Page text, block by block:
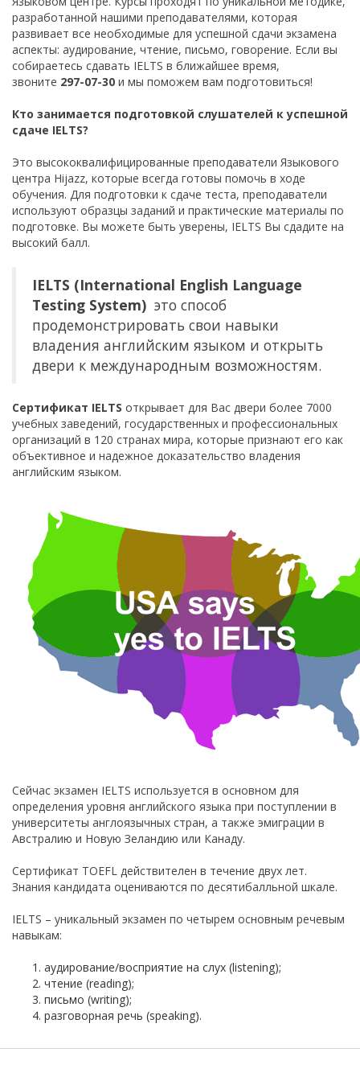
разработанной нашими преподавателями, которая
развивает все необходимые для успешной сдачи экзамена
аспекты: аудирование, чтение, письмо, говорение. Если вы
собираетесь сдавать IELTS в ближайшее время,
звоните 297-07-30 и мы поможем вам подготовиться!
Кто занимается подготовкой слушателей к успешной
сдаче IELTS?
Это высококвалифицированные преподаватели Языкового
центра Hijazz, которые всегда готовы помочь в ходе
обучения. Для подготовки к сдаче теста, преподаватели
используют образцы заданий и практические материалы по
подготовке. Вы можете быть уверены, IELTS Вы сдадите на
высокий балл.
IELTS (International English Language
Testing System) это способ
продемонстрировать свои навыки
владения английским языком и открыть
двери к международным возможностям.
Сертификат IELTS открывает для Вас двери более 7000
учебных заведений, государственных и профессиональных
организаций в 120 странах мира, которые признают его как
объективное и надежное доказательство владения
английским языком.
Сейчас экзамен IELTS используется в основном для
определения уровня английского языка при поступлении в
университеты англоязычных стран, а также эмиграции в
Австралию и Новую Зеландию или Канаду.
Сертификат TOEFL действителен в течение двух лет.
Знания кандидата оцениваются по десятибалльной шкале.
IELTS – уникальный экзамен по четырем основным речевым
навыкам:
аудирование/восприятие на слух (listening);
чтение (reading);
письмо (writing);
разговорная речь (speaking).